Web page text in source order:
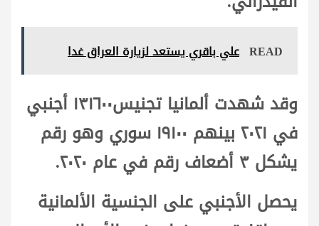
READ علي باقري يستعد لزيارة العراق غدا
وقد شهدت ألمانيا تجنيس١٣١٦٠٠ أجنبي
في ٢٠٢١ بينهم ١٩١٠٠ سوري وهو رقم
يشكل ٣ أضعاف رقم في عام ٢٠٢٠.
يحصل الأجنبي على الجنسية الألمانية